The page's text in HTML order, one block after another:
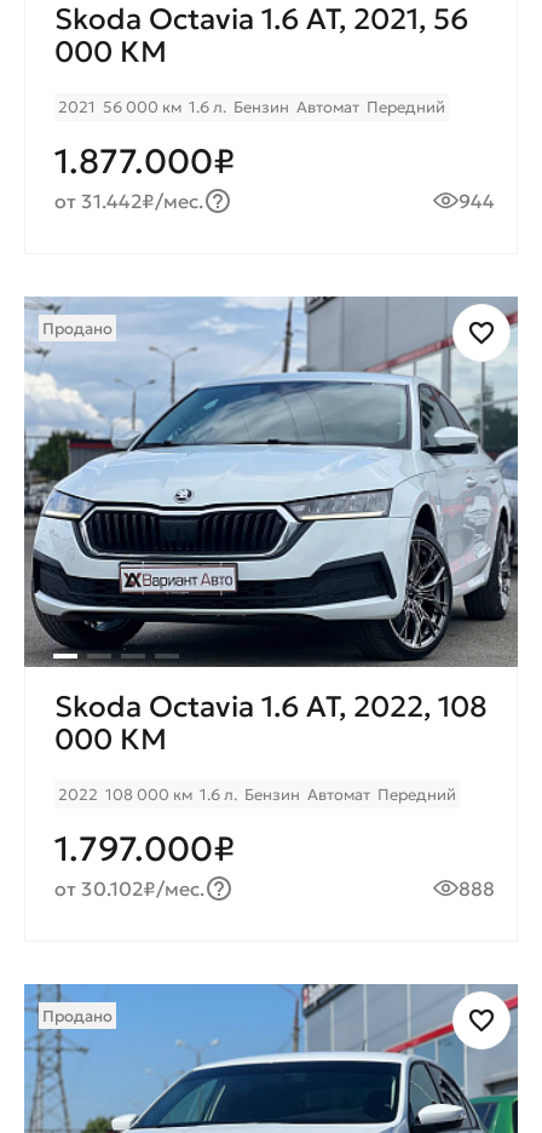
Skoda Octavia 1.6 AT, 2021, 56
000 КМ
2021 56 000 км 1.6 л. Бензин Автомат Передний
1.877.000₽
от 31.442₽/мес. 944
Продано
Skoda Octavia 1.6 AT, 2022, 108
000 КМ
2022 108 000 км 1.6 л. Бензин Автомат Передний
1.797.000₽
от 30.102₽/мес. 888
Продано